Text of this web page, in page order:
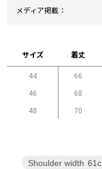
メディア掲載
サイズ 着丈
44 66
46
68
48
70
Shoulder width